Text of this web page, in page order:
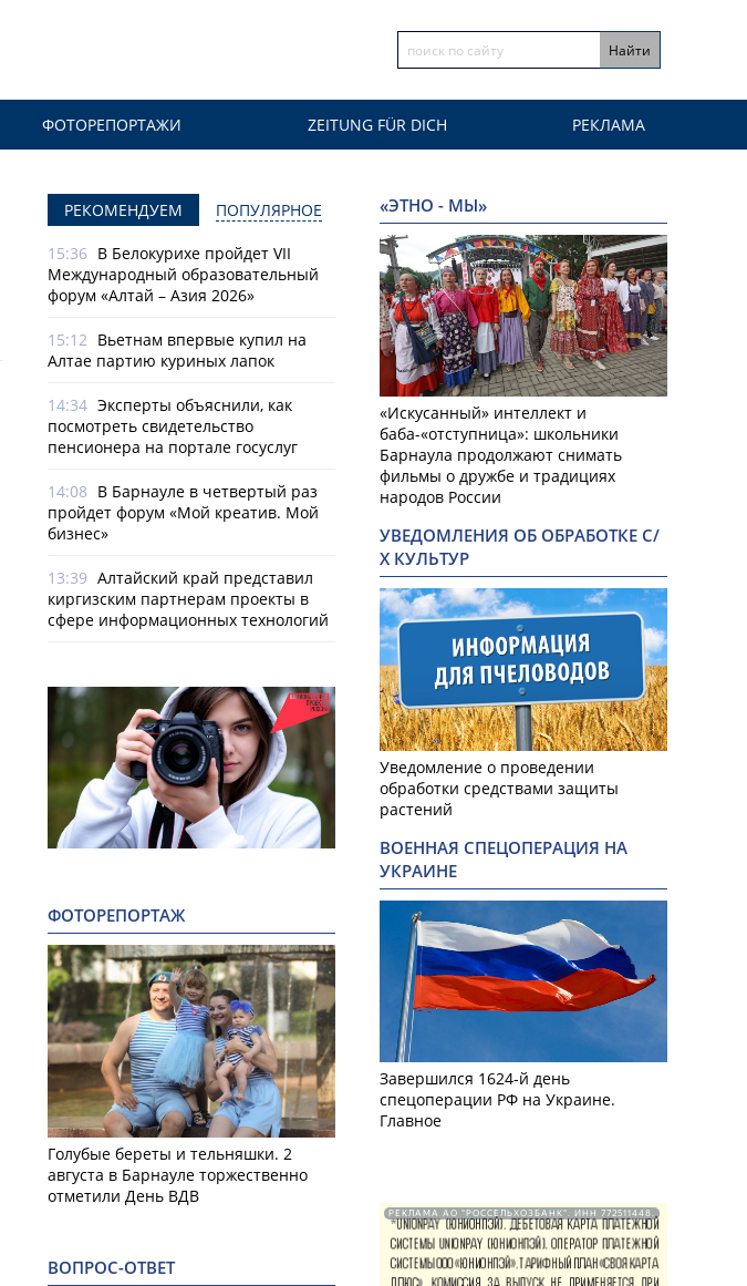
ФОТОРЕПОРТАЖИ ZEITUNG FÜR DICH РЕКЛАМА
РЕКОМЕНДУЕМ ПОПУЛЯРНОЕ
15:36 В Белокурихе пройдет VII
Международный образовательный
форум «Алтай – Азия 2026»
15:12 Вьетнам впервые купил на
Алтае партию куриных лапок
14:34 Эксперты объяснили, как
посмотреть свидетельство
пенсионера на портале госуслуг
14:08 В Барнауле в четвертый раз
пройдет форум «Мой креатив. Мой
бизнес»
13:39 Алтайский край представил
киргизским партнерам проекты в
сфере информационных технологий
ФОТОРЕПОРТАЖ
Голубые береты и тельняшки. 2
августа в Барнауле торжественно
отметили День ВДВ
ВОПРОС-ОТВЕТ
«ЭТНО - МЫ»
«Искусанный» интеллект и
баба-«отступница»: школьники
Барнаула продолжают снимать
фильмы о дружбе и традициях
народов России
УВЕДОМЛЕНИЯ ОБ ОБРАБОТКЕ С/
Х КУЛЬТУР
Уведомление о проведении
обработки средствами защиты
растений
ВОЕННАЯ СПЕЦОПЕРАЦИЯ НА
УКРАИНЕ
Завершился 1624-й день
спецоперации РФ на Украине.
Главное
РЕКЛАМА АО "РОССЕЛЬХОЗБАНК". ИНН 772511448.